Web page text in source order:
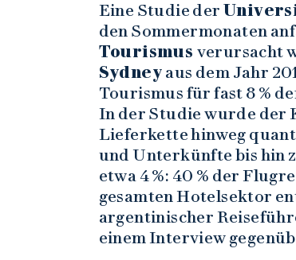
Eine Studie der
den Sommermonaten
Tourismus verursacht
Sydney aus dem Jahr
Tourismus für fast 8 %
In der Studie wurde der
Lieferkette hinweg
und Unterkünfte bis hin
etwa 4 %: 40 % der
gesamten Hotelsektor
argentinischer
einem Interview